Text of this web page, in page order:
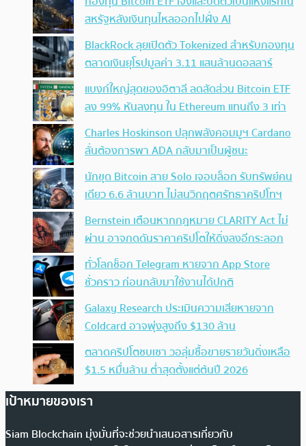
สหรัฐหลังเงินทุนไหลออกไปฝั่ง AI
BlackRock ลุยเปิดตัว Tokenized สำหรับกองทุน
ตลาดเงินยุโรปมูลค่า 3.11 แสนล้านดอลลาร์
แบงก์ใหญ่สุดของอิตาลี ลดสัดส่วน Bitcoin ETF
ลง 99% หันลงทุน ใน Ethereum แทนถึง 3 เท่า
Charles Hoskinson ปลุกพลังคอมมูฯ Cardano
ลั่นต้องการพา ADA กลับมาเป็นผู้ชนะ
นักขุด Bitcoin สาย Solo เจอบล็อก รับทรัพย์คน
เดียว 6.6 ล้านบาท ไม่สนวิกฤตศรัทธาคริปโทฯ
Bernstein เตือนหากกฎหมาย CLARITY Act ไม่
ผ่าน อาจกดดันราคาคริปโตให้ดิ่งลงอีกระลอก
ทั่วโลกช็อก Telegram หายจาก App Store
ชั่วคราว ก่อนกลับมาใช้งานได้ปกติ
Galaxy Research ประเมินความเสียหายจาก
Coldcard อาจพุ่งสูงถึง $130 ล้าน
ตลาดคริปโตซบเซา วอลุ่มซื้อขายรายวันดิ่งเหลือ
$1.5 หมื่นล้าน ต่ำสุดตั้งแต่ต้นปี 2026
เป้าหมายของเรา
Siam Blockchain มุ่งมั่นที่จะช่วยนำเสนอสารเกี่ยวกับ